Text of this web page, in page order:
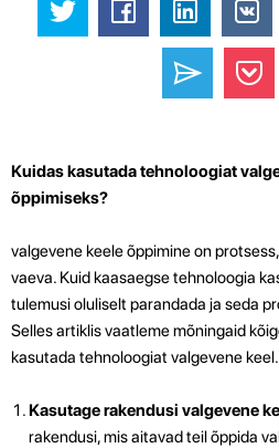
Kuidas kasutada tehnoloogiat
õppimiseks?
valgevene keele õppimine on
vaeva. Kuid kaasaegse tehnoloogia
tulemusi oluliselt parandada ja seda
Selles artiklis vaatleme mõningaid
kasutada tehnoloogiat valgevene keel.
Kasutage rakendusi valgevene
rakendusi, mis aitavad teil õppida